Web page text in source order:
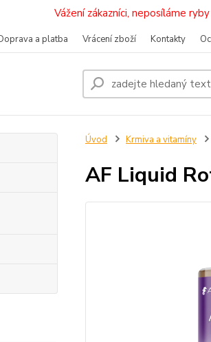
Vážení zákazníci, neposíláme
a platba Vrácení zboží Kontakty
Úvod Krmiva a vitamíny
AF Liquid